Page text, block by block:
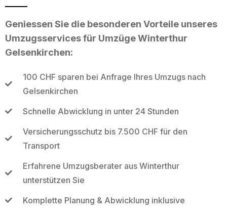
Geniessen Sie die besonderen Vorteile unseres
Umzugsservices für Umzüge Winterthur
Gelsenkirchen:
100 CHF sparen bei Anfrage Ihres Umzugs nach
Gelsenkirchen
Schnelle Abwicklung in unter 24 Stunden
Versicherungsschutz bis 7.500 CHF für den
Transport
Erfahrene Umzugsberater aus Winterthur
unterstützen Sie
Komplette Planung & Abwicklung inklusive